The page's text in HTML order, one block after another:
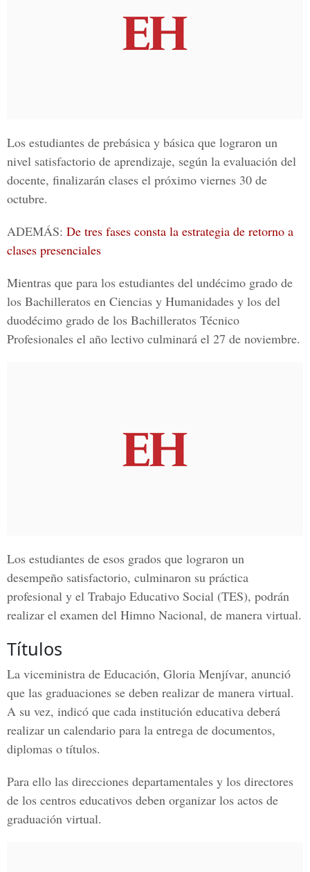
Los estudiantes de prebásica y básica que lograron un
nivel satisfactorio de aprendizaje, según la evaluación del
docente, finalizarán clases el próximo viernes 30 de
octubre.
ADEMÁS: De tres fases consta la estrategia de retorno a
clases presenciales
Mientras que para los estudiantes del undécimo grado de
los Bachilleratos en Ciencias y Humanidades y los del
duodécimo grado de los Bachilleratos Técnico
Profesionales el año lectivo culminará el 27 de noviembre.
Los estudiantes de esos grados que lograron un
desempeño satisfactorio, culminaron su práctica
profesional y el Trabajo Educativo Social (TES), podrán
realizar el examen del Himno Nacional, de manera virtual.
Títulos
La viceministra de Educación, Gloria Menjívar, anunció
que las graduaciones se deben realizar de manera virtual.
A su vez, indicó que cada institución educativa deberá
realizar un calendario para la entrega de documentos,
diplomas o títulos.
Para ello las direcciones departamentales y los directores
de los centros educativos deben organizar los actos de
graduación virtual.